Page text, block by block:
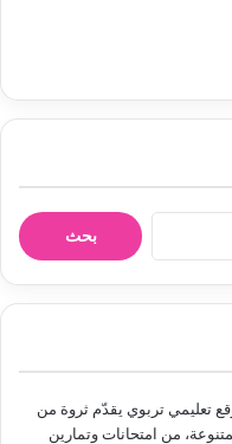
ن
تعليمي تربوي يقدّم ثروة من
من امتحانات وتمارين